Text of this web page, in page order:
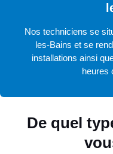
De quel
Nos techniciens se
les-Bains et se
installations ainsi
heures